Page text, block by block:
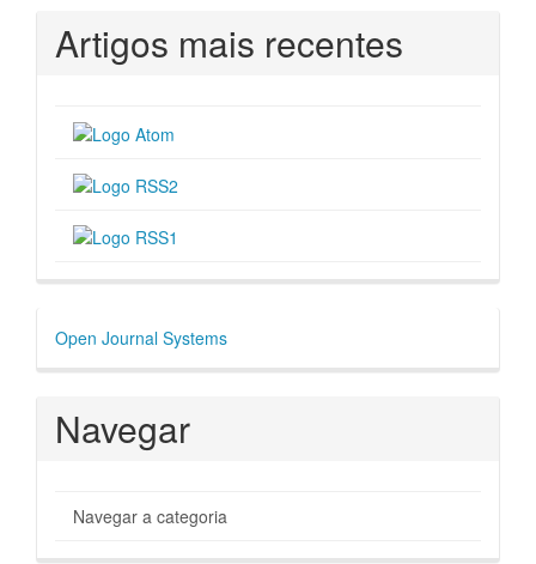
Artigos mais recentes
Desenvolvido
por
Open Journal Systems
Navegar
Navegar a categoria